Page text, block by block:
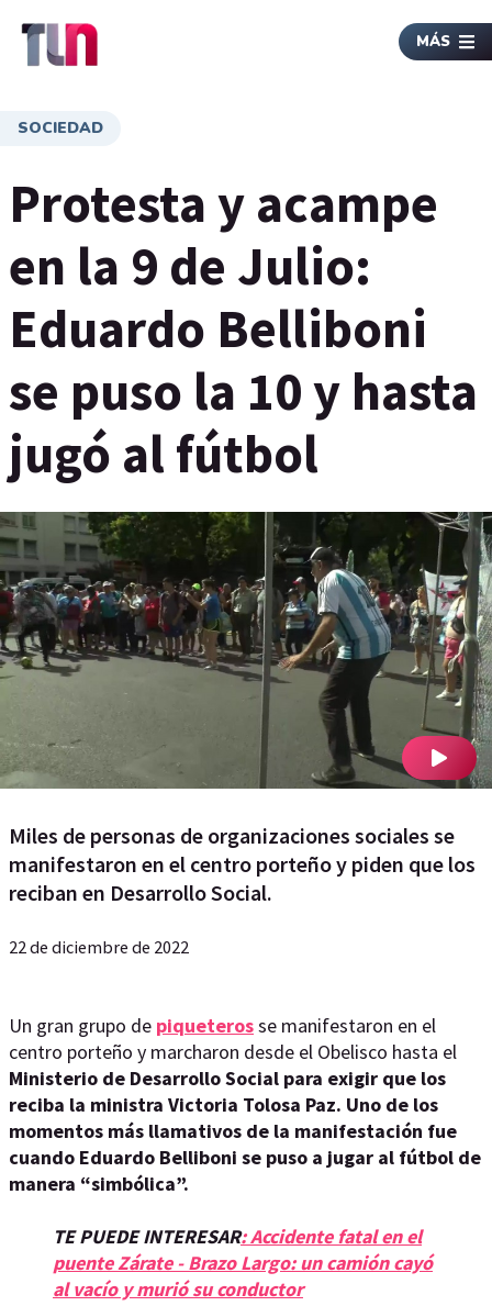
MÁS
SOCIEDAD
Protesta y acampe
en la 9 de Julio:
Eduardo Belliboni
se puso la 10 y hasta
jugó al fútbol
Miles de personas de organizaciones sociales se
manifestaron en el centro porteño y piden que los
reciban en Desarrollo Social.
22 de diciembre de 2022
Un gran grupo de piqueterosse manifestaron en el
centro porteño y marcharon desde el Obelisco hasta el
Ministerio de Desarrollo Social para exigir que los
reciba la ministra Victoria Tolosa Paz. Uno de los
momentos más llamativos de la manifestación fue
cuando Eduardo Belliboni se puso a jugar al fútbol de
manera “simbólica”.
TE PUEDE INTERESAR: Accidente fatal en el
puente Zárate - Brazo Largo: un camión cayó
al vacío y murió su conductor